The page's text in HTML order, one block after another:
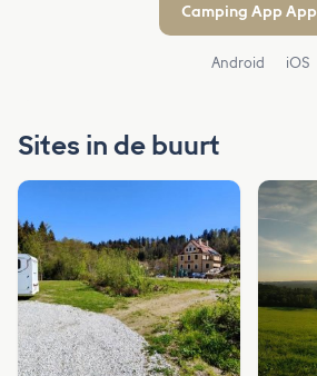
Camping App App
Android iOS
Sites in de buurt